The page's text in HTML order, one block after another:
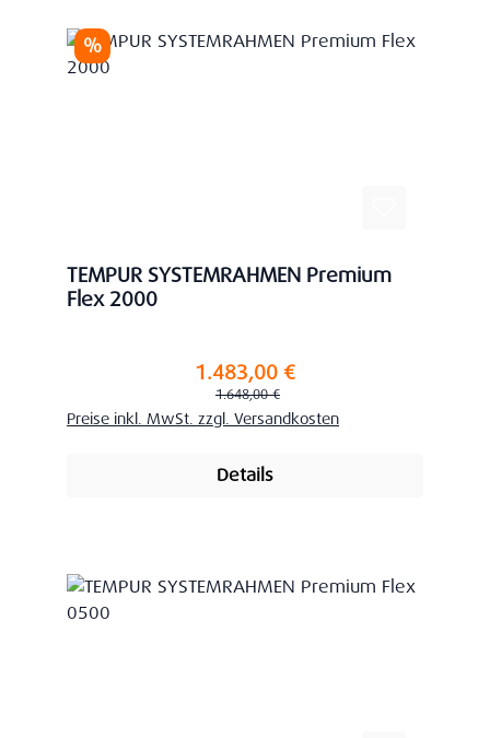
Rabatt
%
TEMPUR SYSTEMRAHMEN Premium
Flex 2000
Verkaufspreis:1.483,00 €
Regulärer Preis:
1.648,00 €
Preise inkl. MwSt. zzgl. Versandkosten
Details